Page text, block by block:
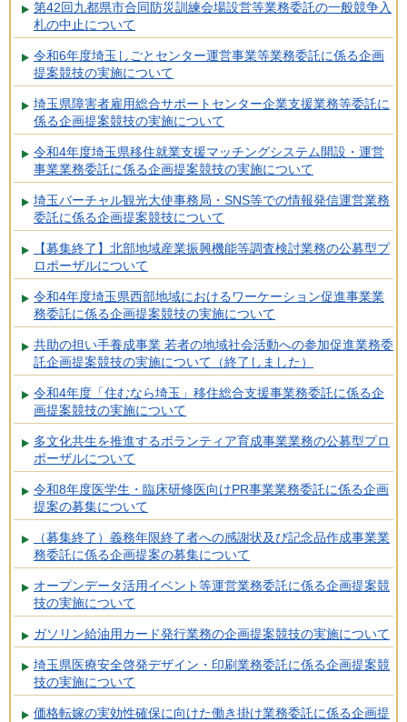
第42回九都県市合同防災訓練会場設営等業務委託の一般競争入
札の中止について
令和6年度埼玉しごとセンター運営事業等業務委託に係る企画
提案競技の実施について
埼玉県障害者雇用総合サポートセンター企業支援業務等委託に
係る企画提案競技の実施について
令和4年度埼玉県移住就業支援マッチングシステム開設・運営
事業業務委託に係る企画提案競技の実施について
埼玉バーチャル観光大使事務局・SNS等での情報発信運営業務
委託に係る企画提案競技について
【募集終了】北部地域産業振興機能等調査検討業務の公募型プ
ロポーザルについて
令和4年度埼玉県西部地域におけるワーケーション促進事業業
務委託に係る企画提案競技の実施について
共助の担い手養成事業 若者の地域社会活動への参加促進業務委
託企画提案競技の実施について（終了しました）
令和4年度「住むなら埼玉」移住総合支援事業務委託に係る企
画提案競技の実施について
多文化共生を推進するボランティア育成事業業務の公募型プロ
ポーザルについて
令和8年度医学生・臨床研修医向けPR事業業務委託に係る企画
提案の募集について
（募集終了）義務年限終了者への感謝状及び記念品作成事業業
務委託に係る企画提案の募集について
オープンデータ活用イベント等運営業務委託に係る企画提案競
技の実施について
ガソリン給油用カード発行業務の企画提案競技の実施について
埼玉県医療安全啓発デザイン・印刷業務委託に係る企画提案競
技の実施について
価格転嫁の実効性確保に向けた働き掛け業務委託に係る企画提